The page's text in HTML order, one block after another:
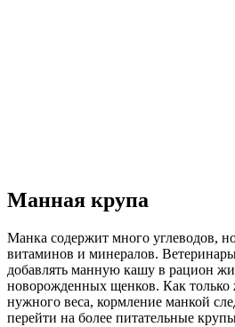
Манная крупа
Манка содержит много углеводов,
витаминов и минералов.
добавлять манную кашу в рацион
новорожденных щенков. Как только
нужного веса, кормление манкой
перейти на более питательные